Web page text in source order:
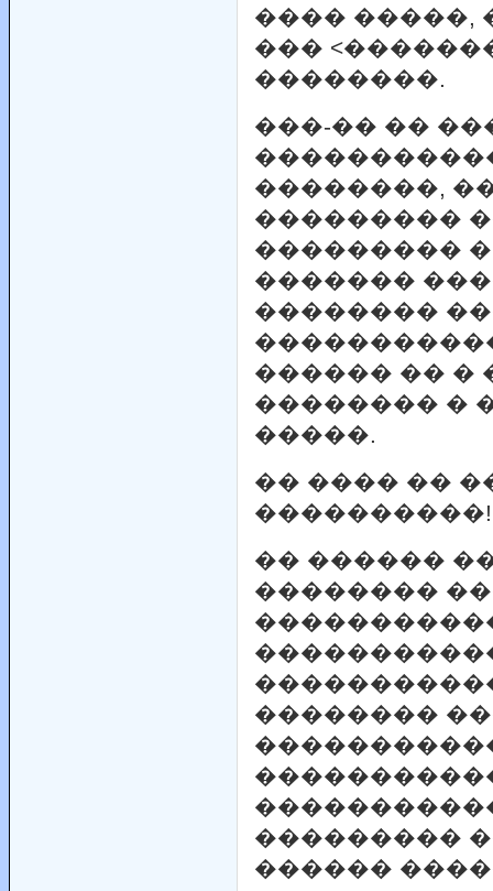
���� �����,
���
��������.
���-�� ��
��������,
���������
���������
�������
��������
������ �� �
�������� �
�����.
�� ���� ��
����������!
�� ������
��������
��������
���������
������